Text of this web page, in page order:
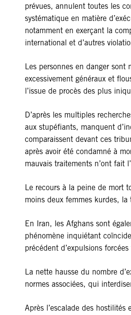
prévues, annulent toutes les
systématique en matière
notamment en exerçant la
international et d’autres
Les personnes en danger
excessivement généraux et
l’issue de procès des plus
D’après les multiples
aux stupéfiants, manquent
comparaissent devant ces
après avoir été condamné à
mauvais traitements n’ont fait
Le recours à la peine de mort
moins deux femmes kurdes,
En Iran, les Afghans sont
phénomène inquiétant
précédent d’expulsions
La nette hausse du nombre
normes associées, qui
Après l’escalade des